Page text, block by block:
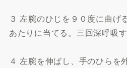
３ 左腕のひじを９０度に曲げ
あたりに当てる。三回深呼吸す
４ 左腕を伸ばし、手のひらを